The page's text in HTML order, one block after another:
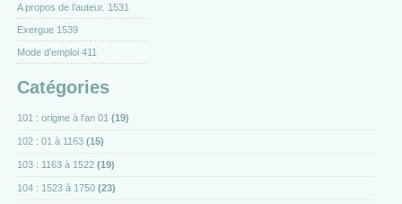
A propos de l’auteur. 1531
Exergue 1539
Mode d’emploi 411
Catégories
101 : origine à l'an 01 (19)
102 : 01 à 1163 (15)
103 : 1163 à 1522 (19)
104 : 1523 à 1750 (23)